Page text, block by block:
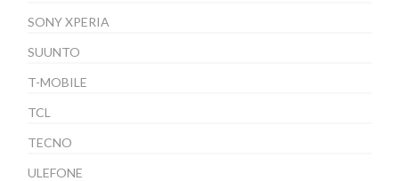
SONY XPERIA
SUUNTO
T-MOBILE
TCL
TECNO
ULEFONE